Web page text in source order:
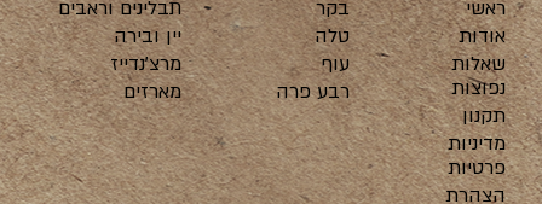
ראשי
אודות
שאלות
נפוצות
תקנון
מדיניות
פרטיות
הצהרת
בקר
טלה
עוף
רבע פרה
תבלינים וראבים
יין ובירה
מרצ’נדייז
מארזים